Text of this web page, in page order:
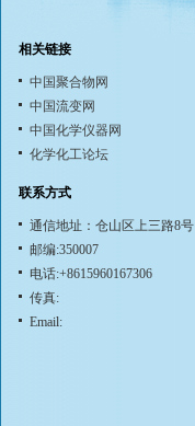
相关链接
中国聚合物网
中国流变网
中国化学仪器网
化学化工论坛
联系方式
通信地址：仓山区上三路8号
邮编:350007
电话:+8615960167306
传真:
Email: